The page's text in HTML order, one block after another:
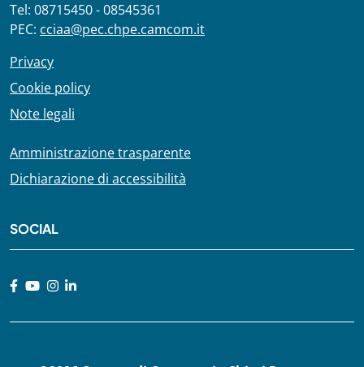
Tel: 08715450 - 08545361
PEC: cciaa@pec.chpe.camcom.it
Privacy
Cookie policy
Note legali
Amministrazione trasparente
Dichiarazione di accessibilità
SOCIAL